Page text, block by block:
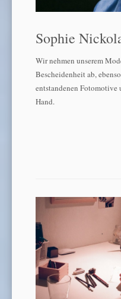
Sophie
Wir nehmen unserem
Bescheidenheit ab,
entstandenen Fotomotive
Hand.